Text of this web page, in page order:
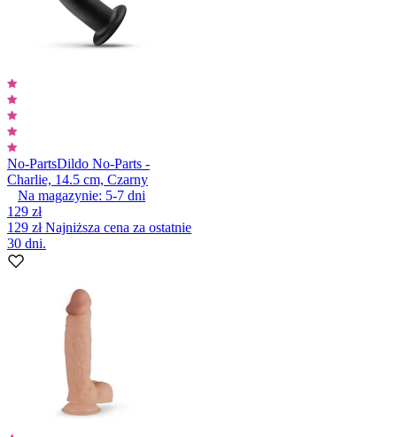
No-PartsDildo No-Parts -
Charlie, 14.5 cm, Czarny
Na magazynie: 5-7 dni
129 zł
129 złNajniższa cena za ostatnie
30 dni.